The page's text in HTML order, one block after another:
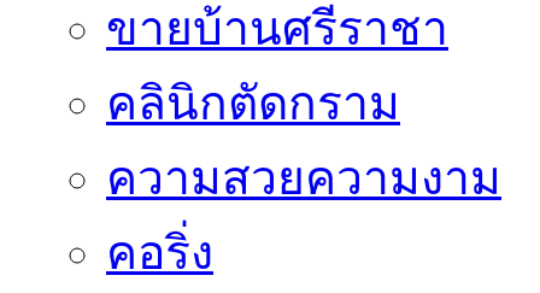
ขายบ้านศรีราชา
คลินิกตัดกราม
ความสวยความงาม
คอริ่ง